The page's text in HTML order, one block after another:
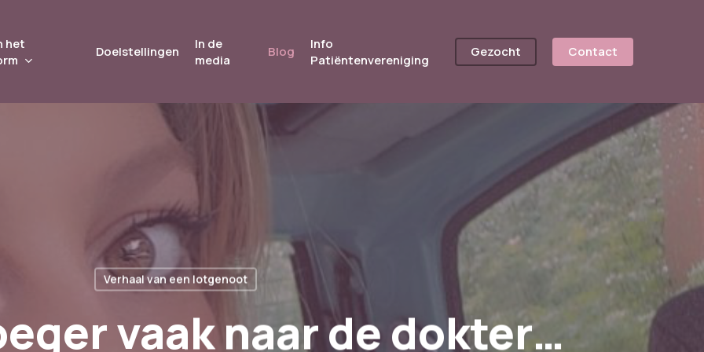
het
Doelstellingen
In de
media
Blog
Info
Patiëntenvereniging
Gezocht Contact
Verhaal van een lotgenoot
vaak naar de dokter…